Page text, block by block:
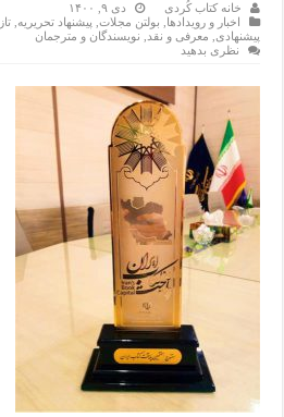
خانه کتاب کُردی
دی ۹, ۱۴۰۰
اخبار و رویدادها
بولتن مجلات پیشنهاد تحریریه ,
پیشنهادی
معرفی و نقد
نویسندگان و مترجمان
نظری بدهید